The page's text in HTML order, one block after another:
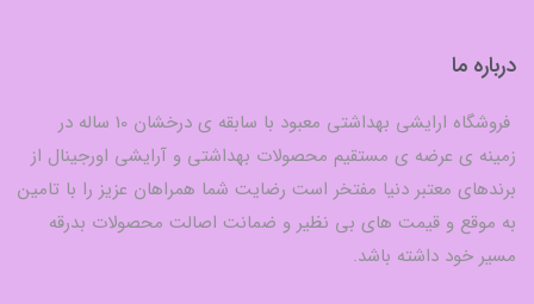
درباره ما
فروشگاه ارایشی بهداشتی معبود با سابقه ی درخشان 10 ساله در
زمینه ی عرضه ی مستقیم محصولات بهداشتی و آرایشی اورجینال از
برندهای معتبر دنیا مفتخر است رضایت شما همراهان عزیز را با تامین
به موقع و قیمت های بی نظیر و ضمانت اصالت محصولات بدرقه
مسیر خود داشته باشد.